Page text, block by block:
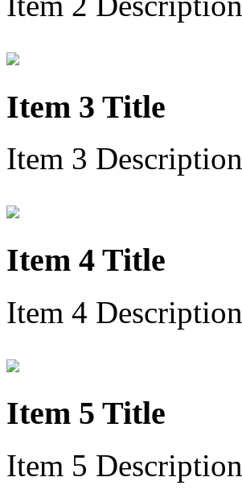
Item 3 Title
Item 3 Description
Item 4 Title
Item 4 Description
Item 5 Title
Item 5 Description